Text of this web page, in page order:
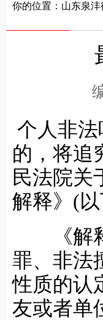
你的位置： 山东泉
个人非
的，将追
民法院关
解释》(
《解释
罪、非法
性质的认
友或者单